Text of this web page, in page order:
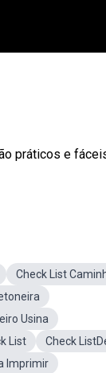
práticos e
Check List
Usina
List
Check
Imprimir